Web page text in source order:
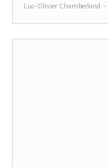
Luc-Olivier Chamberland -